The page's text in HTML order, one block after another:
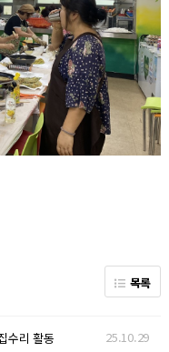
목록
수리 활동 25.10.29